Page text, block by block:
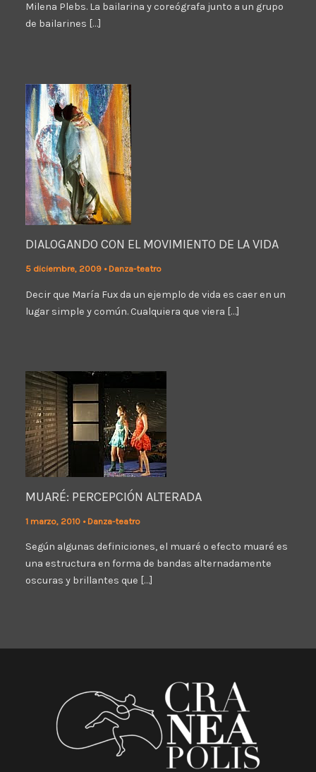
Milena Plebs. La bailarina y coreógrafa junto a un grupo
de bailarines […]
DIALOGANDO CON EL MOVIMIENTO DE LA VIDA
5 diciembre, 2009 • Danza-teatro
Decir que María Fux da un ejemplo de vida es caer en un
lugar simple y común. Cualquiera que viera […]
MUARÉ: PERCEPCIÓN ALTERADA
1 marzo, 2010 • Danza-teatro
Según algunas definiciones, el muaré o efecto muaré es
una estructura en forma de bandas alternadamente
oscuras y brillantes que […]